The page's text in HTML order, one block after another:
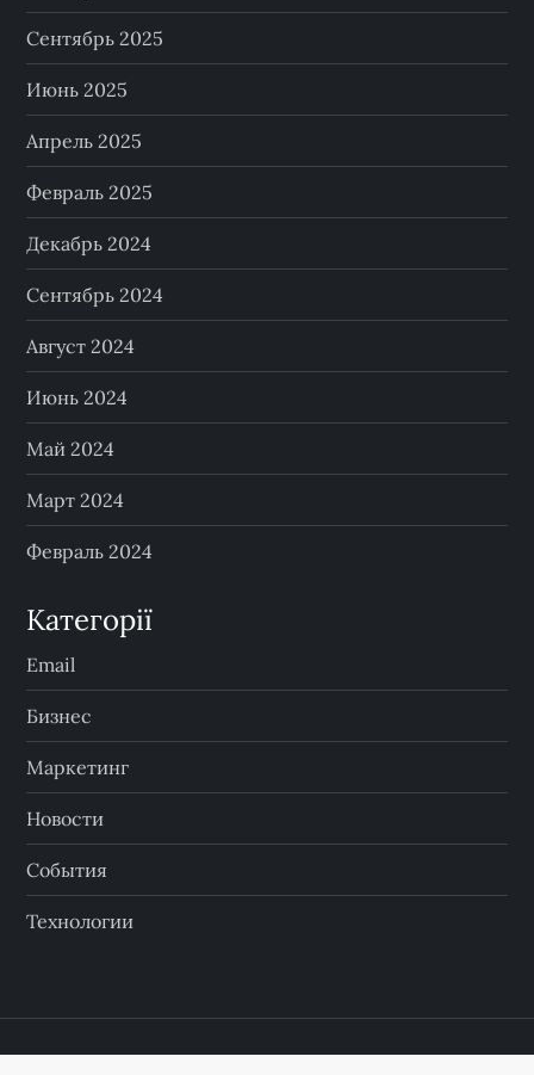
Сентябрь 2025
Июнь 2025
Апрель 2025
Февраль 2025
Декабрь 2024
Сентябрь 2024
Август 2024
Июнь 2024
Май 2024
Март 2024
Февраль 2024
Категорії
Email
Бизнес
Маркетинг
Новости
События
Технологии